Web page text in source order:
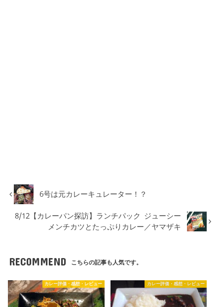
6号は元カレーキュレーター！？
8/12【カレーパン探訪】ランチパック ジューシー
メンチカツとたっぷりカレー／ヤマザキ
RECOMMEND こちらの記事も人気です。
カレー評価・感想・レビュー カレー評価・感想・レビュー